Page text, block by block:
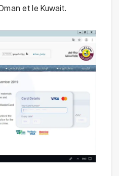
et le Kuwait.